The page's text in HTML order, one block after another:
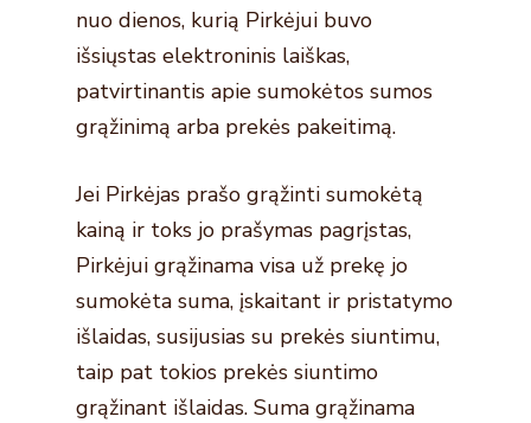
nuo dienos, kurią Pirkėjui buvo
išsiųstas elektroninis laiškas,
patvirtinantis apie sumokėtos sumos
grąžinimą arba prekės pakeitimą.
Jei Pirkėjas prašo grąžinti sumokėtą
kainą ir toks jo prašymas pagrįstas,
Pirkėjui grąžinama visa už prekę jo
sumokėta suma, įskaitant ir pristatymo
išlaidas, susijusias su prekės siuntimu,
taip pat tokios prekės siuntimo
grąžinant išlaidas. Suma grąžinama